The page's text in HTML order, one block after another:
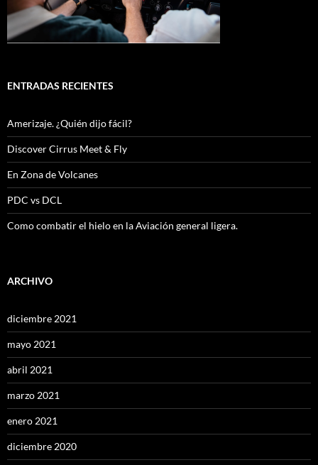
ENTRADAS RECIENTES
Amerizaje. ¿Quién dijo fácil?
Discover Cirrus Meet & Fly
En Zona de Volcanes
PDC vs DCL
Como combatir el hielo en la Aviación general ligera.
ARCHIVO
diciembre 2021
mayo 2021
abril 2021
marzo 2021
enero 2021
diciembre 2020